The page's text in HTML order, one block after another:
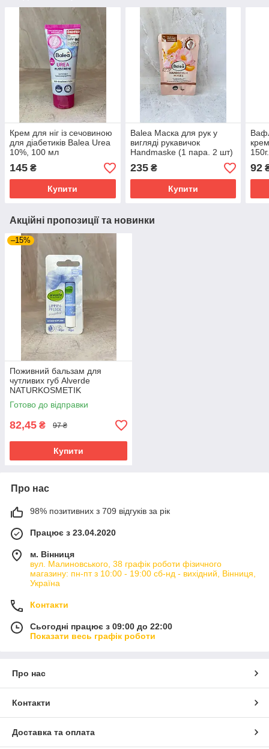
Крем для ніг із сечовиною
для діабетиків Balea Urea
10%, 100 мл
145 ₴
Купити
Balea Маска для рук у
вигляді рукавичок
Handmaske (1 пара. 2 шт)
235₴
Купити
150г.
92
Акційні пропозиції та новинки
–15%
Поживний бальзам для
чутливих губ Alverde
NATURKOSMETIK
Lippenpflege Sensitive, 4.8 г
Готово до відправки
82,45 ₴ 97 ₴
Купити
Про нас
98% позитивних з 709 відгуків за рік
Працює з 23.04.2020
м. Вінниця
вул. Малиновського, 38 графік роботи фізичного
магазину: пн-пт з 10:00 - 19:00 сб-нд - вихідний, Вінниця,
Україна
Контакти
Сьогодні працює з 09:00 до 22:00
Показати весь графік роботи
Про нас
Контакти
Доставка та оплата